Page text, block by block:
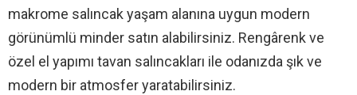
makrome salıncak yaşam alanına uygun modern
görünümlü minder satın alabilirsiniz. Rengârenk ve
özel el yapımı tavan salıncakları ile odanızda şık ve
modern bir atmosfer yaratabilirsiniz.